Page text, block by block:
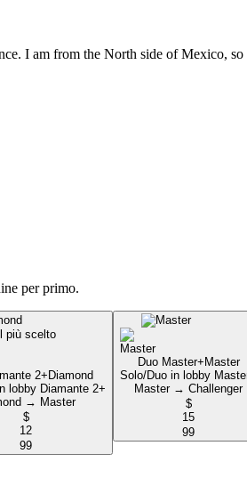
I am from the North side of Mexico,
per primo.
Il più scelto
2+ Diamond
lobby Diamante 2+
→ Master
$
12
99
Duo Master+ Master
Solo/Duo in lobby
Master → Challenger
$
15
99